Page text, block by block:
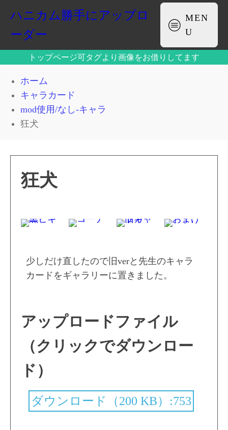
ハニカム勝手にアップロ
ーダー
MEN
U
トップページ可タグより画像をお借りしてます
ホーム
キャラカード
mod使用/なし-キャラ
狂犬
狂犬
少しだけ直したので旧verと先生のキャラ
カードをギャラリーに置きました。
アップロードファイル
（クリックでダウンロー
ド）
ダウンロード（200 KB）:753